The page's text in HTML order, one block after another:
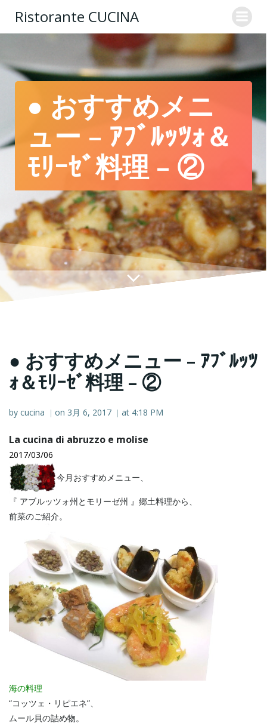
ン
テ
ン
ツ
へ
キ
ッ
プ
Ristorante CUCINA
● おすすめメニ
ュー – ｱﾌﾞﾙｯﾂｫ＆
ﾓﾘｰｾﾞ料理 – ②
● おすすめメニュー – ｱﾌﾞﾙｯﾂ
ｫ＆ﾓﾘｰｾﾞ料理 – ②
by cucina | on 3月 6, 2017 | at 4:18 PM
La cucina di abruzzo e molise
2017/03/06
今月おすすめメニュー、
『 アブルッツォ州とモリーゼ州 』郷土料理から、
前菜のご紹介。
海の料理
“コッツェ・リピエネ”、
ムール貝の詰め物。